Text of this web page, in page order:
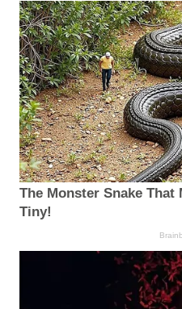
The Monster Snake That
Tiny!